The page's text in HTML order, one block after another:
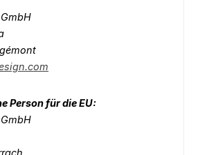
Person für die EU: